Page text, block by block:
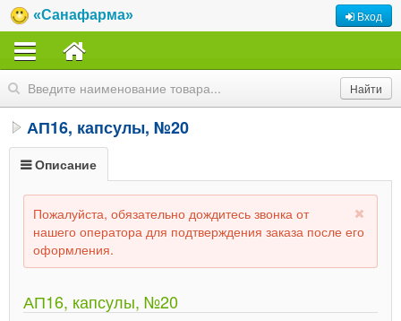
«Санафарма» Вход
АП16, капсулы, №20
Описание
Пожалуйста, обязательно дождитесь звонка от
нашего оператора для подтверждения заказа после его
оформления.
АП16, капсулы, №20